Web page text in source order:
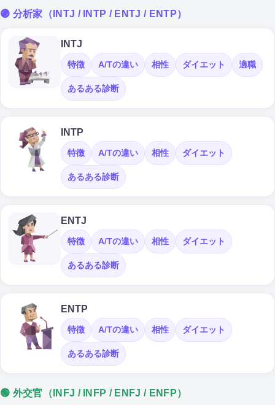
🟣 分析家（INTJ / INTP / ENTJ / ENTP）
INTJ
特徴 A/Tの違い 相性 ダイエット 適職
あるある診断
INTP
特徴 A/Tの違い 相性 ダイエット
あるある診断
ENTJ
特徴 A/Tの違い 相性 ダイエット
あるある診断
ENTP
特徴 A/Tの違い 相性 ダイエット
あるある診断
🟢 外交官（INFJ / INFP / ENFJ / ENFP）